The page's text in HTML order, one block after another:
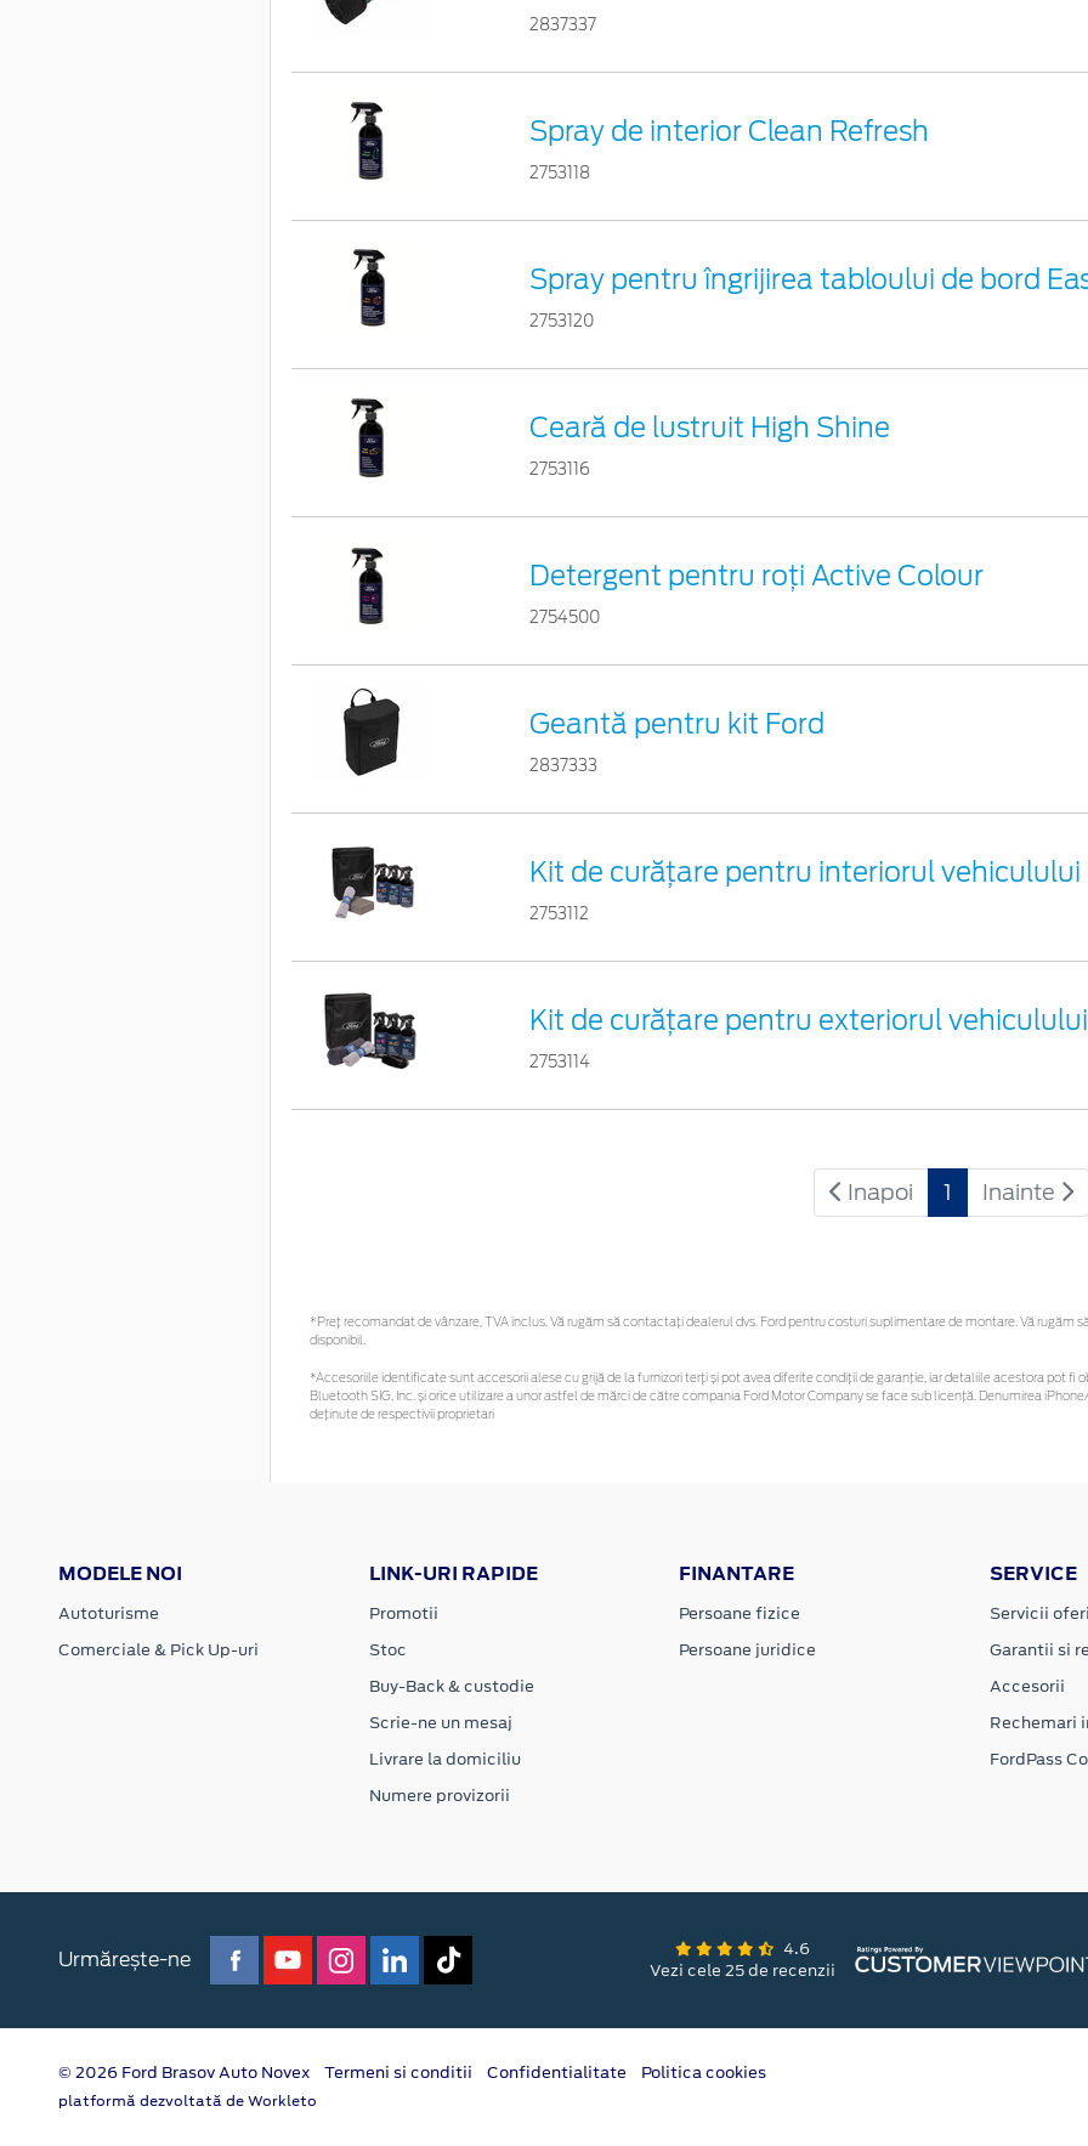
2837337
Spray de interior Clean Refresh
2753118
Spray pentru îngrijirea tabloului de bord
2753120
Ceară de lustruit High Shine
2753116
Detergent pentru roți Active Colour
2754500
Geantă pentru kit Ford
2837333
Kit de curățare pentru interiorul vehiculului
2753112
Kit de curățare pentru exteriorul vehiculului
2753114
Inapoi 1 Inainte
*Preţ recomandat de vânzare, TVA inclus. Vă rugăm să contactaţi dealerul dvs. Ford pentru costuri suplimentare de montare. Vă
disponibil.
*Accesoriile identificate sunt accesorii alese cu grijă de la furnizori terți și pot avea diferite condiții de garanție, iar detaliile acestora pot
Bluetooth SIG, Inc. și orice utilizare a unor astfel de mărci de către compania Ford Motor Company se face sub licență. Denumirea
deținute de respectivii proprietari
MODELE NOI
Autoturisme
Comerciale & Pick Up-uri
LINK-URI RAPIDE
Promotii
Stoc
Buy-Back & custodie
Scrie-ne un mesaj
Livrare la domiciliu
Numere provizorii
FINANTARE
Persoane fizice
Persoane juridice
SERVICE
Servicii
Garantii si
Accesorii
Rechemari
FordPass
Urmărește-ne
4.6
Vezi cele 25 de recenzii
© 2026 Ford Brasov Auto Novex Termeni si conditii Confidentialitate Politica cookies
platformă dezvoltată de Workleto